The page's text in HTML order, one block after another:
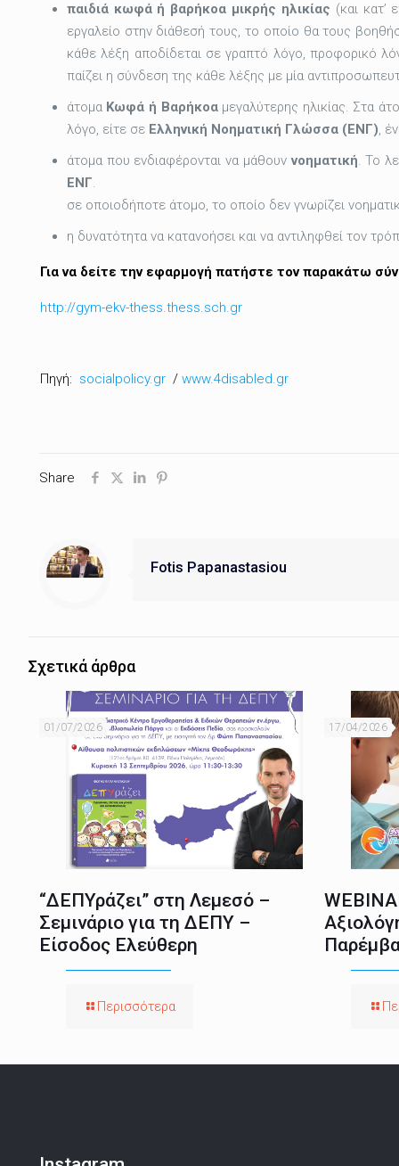
παιδιά κωφά ή βαρήκοα μικρής ηλικίας (και
εργαλείο στην διάθεσή τους, το οποίο θα τους
κάθε λέξη αποδίδεται σε γραπτό λόγο, προφορικό
παίζει η σύνδεση της κάθε λέξης με μία
άτομα Κωφά ή Βαρήκοαμεγαλύτερης ηλικίας. Στα
λόγο, είτε σε Ελληνική Νοηματική Γλώσσα (ΕΝΓ),
άτομα που ενδιαφέρονται να μάθουννοηματική. Το
ΕΝΓ.
σε οποιοδήποτε άτομο, το οποίο δεν γνωρίζει
η δυνατότητα να κατανοήσει και να αντιληφθεί τον
Για να δείτε την εφαρμογή πατήστε τον παρακάτω
http://gym-ekv-thess.thess.sch.gr
Πηγή: socialpolicy.gr/ www.4disabled.gr
Share
Fotis Papanastasiou
Σχετικά άρθρα
01/07/2026
“ΔΕΠΥράζει” στη Λεμεσό –
Σεμινάριο για τη ΔΕΠΥ –
Είσοδος Ελεύθερη
Περισσότερα
17/04/2026